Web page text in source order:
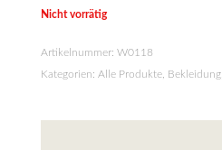
Nicht vorrätig
Artikelnummer: W0118
Kategorien: Alle Produkte Bekleidung